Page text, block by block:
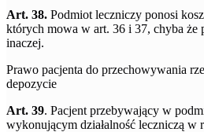
Art. 38. Podmiot leczniczy ponosi
których mowa w art. 36 i 37, chyba że
inaczej.
Prawo pacjenta do przechowywania
depozycie
Art. 39. Pacjent przebywający w
wykonującym działalność leczniczą w